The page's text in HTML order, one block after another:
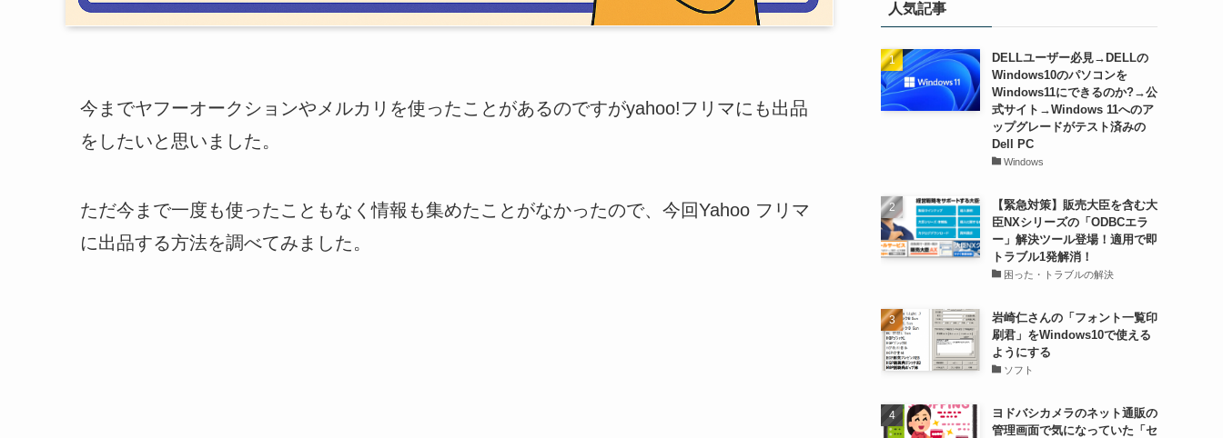
今までヤフーオークションやメルカリを使ったことがあるのですがyahoo!フリマにも出品
をしたいと思いました。
ただ今まで一度も使ったこともなく情報も集めたことがなかったので、今回Yahoo フリマ
に出品する方法を調べてみました。
人気記事
DELLユーザー必見→DELLの
Windows10のパソコンを
Windows11にできるのか?→公
式サイト→Windows 11へのア
ップグレードがテスト済みの
Dell PC
Windows
【緊急対策】販売大臣を含む大
臣NXシリーズの「ODBCエラ
ー」解決ツール登場！適用で即
トラブル1発解消！
困った・トラブルの解決
岩崎仁さんの「フォント一覧印
刷君」をWindows10で使える
ようにする
ソフト
ヨドバシカメラのネット通販の
管理画面で気になっていた「セ